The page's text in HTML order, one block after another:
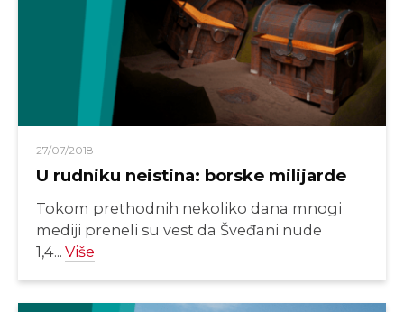
27/07/2018
U rudniku neistina: borske milijarde
Tokom prethodnih nekoliko dana mnogi
mediji preneli su vest da Šveđani nude
1,4... Više